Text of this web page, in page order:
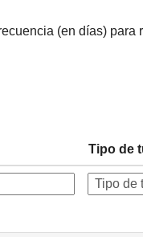
(en días) para
Tipo de